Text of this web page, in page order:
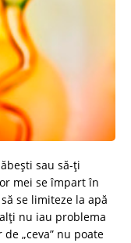
sau să-ţi
mei se împart în
se limiteze la apă
nu iau problema
„ceva” nu poate